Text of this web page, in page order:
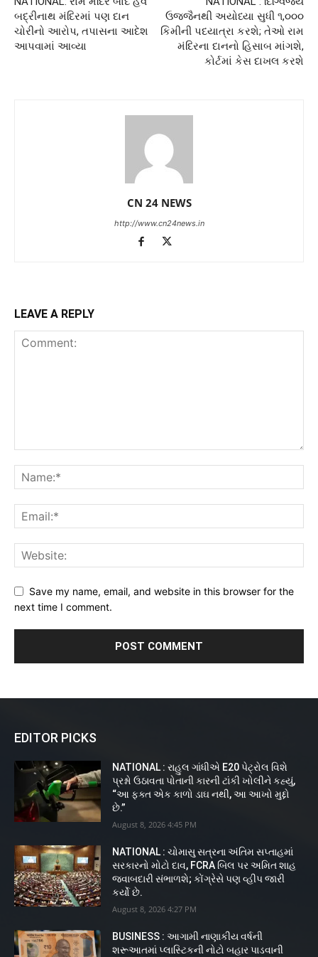
બદ્રીનાથ મંદિરમાં પણ દાન
ચોરીનો આરોપ, તપાસના આદેશ
આપવામાં આવ્યા
ઉજ્જૈનથી અયોધ્યા સુધી ૧,૦૦૦
કિમીની પદયાત્રા કરશે; તેઓ રામ
મંદિરના દાનનો હિસાબ માંગશે,
કોર્ટમાં કેસ દાખલ કરશે
CN 24 NEWS
http://www.cn24news.in
LEAVE A REPLY
Save my name, email, and website in this browser for the
next time I comment.
EDITOR PICKS
NATIONAL : રાહુલ ગાંધીએ E20 પેટ્રોલ વિશે
પ્રશ્નો ઉઠાવતા પોતાની કારની ટાંકી ખોલીને કહ્યું,
“આ ફક્ત એક કાળો ડાઘ નથી, આ આખો મુદ્દો
છે.”
August 8, 2026 4:45 PM
NATIONAL : ચોમાસુ સત્રના અંતિમ સપ્તાહમાં
સરકારનો મોટો દાવ, FCRA બિલ પર અમિત શાહ
જવાબદારી સંભાળશે; કોંગ્રેસે પણ વ્હીપ જારી
કર્યો છે.
August 8, 2026 4:27 PM
BUSINESS : આગામી નાણાકીય વર્ષની
શરૂઆતમાં પ્લાસ્ટિકની નોટો બહાર પાડવાની